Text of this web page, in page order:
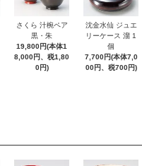
さくら 汁椀ペア
黒・朱
19,800円(本体1
8,000円、税1,80
0円)
沈金水仙 ジュエ
リーケース 溜 1
個
7,700円(本体7,0
00円、税700円)